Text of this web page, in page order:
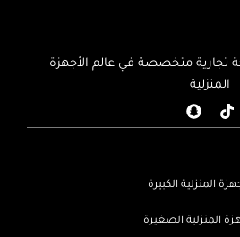
متخصصة في عالم الأجهزة
المنزلية
المنزلية الكبيرة
المنزلية الصغيرة